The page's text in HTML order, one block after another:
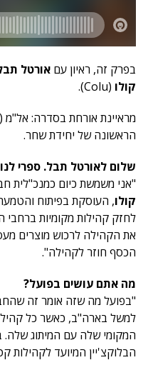
בפרק זה, ראיון עם אורטל
קולו (Colu).
מראיינת אורחת בסדרה: אל"מ
הראשונה של יחידת שחר.
שלום לאורטל תבל. ספרי
"אני משמשת כיום כמנכ"לית
קולו, העוסקת בפיתוח
לחזק קהילות מקומיות
את הקהילה לרכוש מוצרים
הכסף חוזר לקהילה".
מה אתם עושים בפועל?
"בפועל מה שזה אומר זה
למשל בארה"ב, כאשר כל
המקומי שלה עם המיתוג שלה.
הבלוקצ'יין המיועד לקהילות